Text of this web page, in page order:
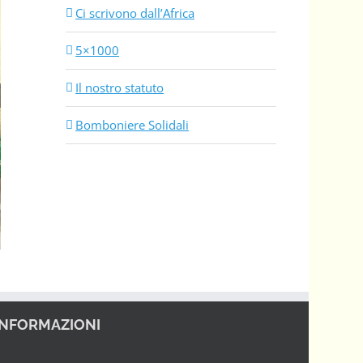
Ci scrivono dall’Africa
5×1000
Il nostro statuto
Bomboniere Solidali